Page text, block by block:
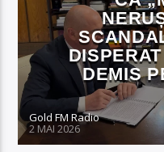
DEMIS
Gold FM Radio
2 MAI 2026